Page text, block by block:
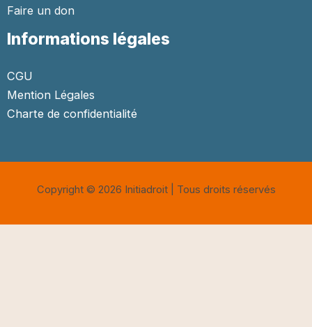
Faire un don
Informations légales
CGU
Mention Légales
Charte de confidentialité
Copyright © 2026 Initiadroit | Tous droits réservés